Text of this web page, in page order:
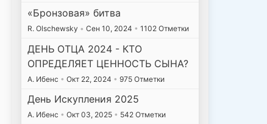
«Бронзовая» битва
R. Olschewsky • Сен 10, 2024 • 1102 Отметки
ДЕНЬ ОТЦА 2024 - КТО
ОПРЕДЕЛЯЕТ ЦЕННОСТЬ СЫНА?
А. Ибенс • Окт 22, 2024 • 975 Отметки
День Искупления 2025
А. Ибенс • Окт 03, 2025 • 542 Отметки